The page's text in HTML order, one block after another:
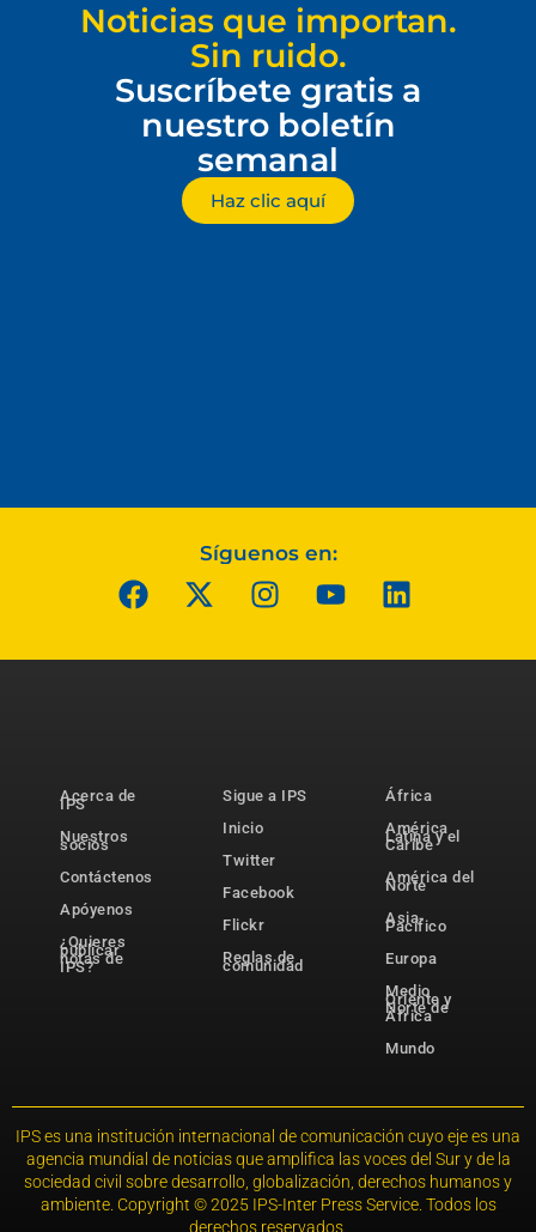
Noticias que importan.
Sin ruido.
Suscríbete gratis a
nuestro boletín
semanal
Haz clic aquí
Síguenos en:
Acerca de
IPS
Nuestros
socios
Contáctenos
Apóyenos
¿Quieres
publicar
notas de
IPS?
Sigue a IPS
Inicio
Twitter
Facebook
Flickr
Reglas de
comunidad
África
América
Latina y el
Caribe
América del
Norte
Asia-
Pacífico
Europa
Medio
Oriente y
Norte de
África
Mundo
IPS es una institución internacional de comunicación cuyo eje es una
agencia mundial de noticias que amplifica las voces del Sur y de la
sociedad civil sobre desarrollo, globalización, derechos humanos y
ambiente. Copyright © 2025 IPS-Inter Press Service. Todos los
derechos reservados.